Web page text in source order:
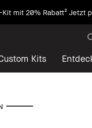
mit 20% Rabatt² Jetzt
Kits